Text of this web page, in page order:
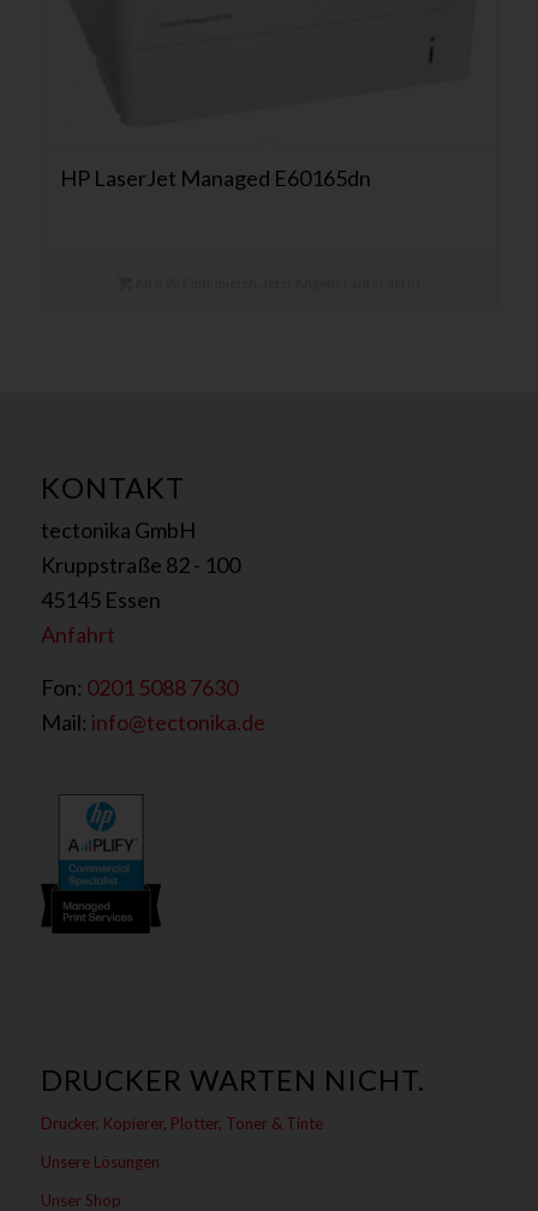
HP LaserJet Managed E60165dn
KONTAKT
tectonika GmbH
Kruppstraße 82 - 100
45145 Essen
Anfahrt
Fon: 0201 5088 7630
Mail: info@tectonika.de
DRUCKER WARTEN NICHT.
Drucker, Kopierer, Plotter, Toner & Tinte
Unsere Lösungen
Unser Shop